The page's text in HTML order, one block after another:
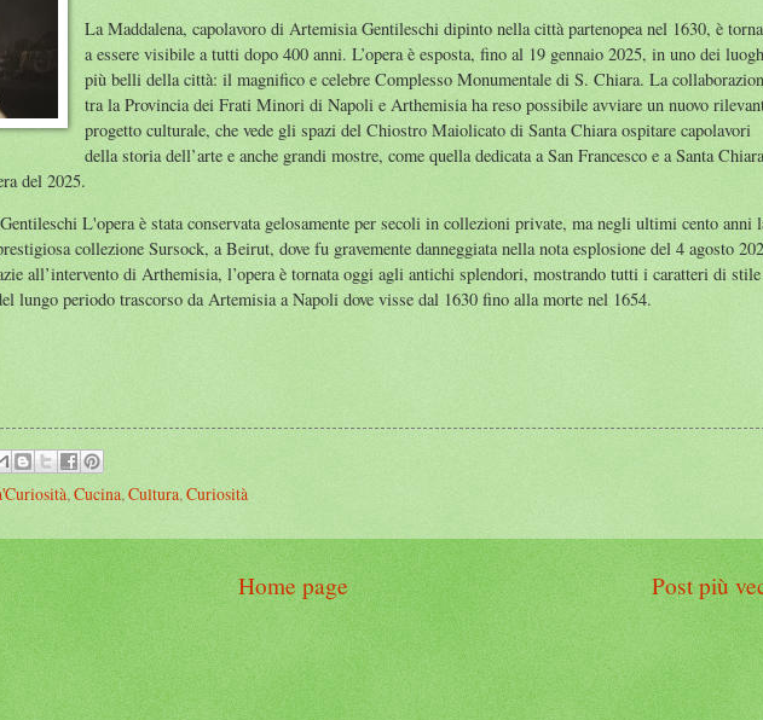
La Maddalena, capolavoro di Artemisia Gentileschi dipinto nella città partenopea nel 1630, è
a essere visibile a tutti dopo 400 anni. L’opera è esposta, fino al 19 gennaio 2025, in uno dei
più belli della città: il magnifico e celebre Complesso Monumentale di S. Chiara. La
tra la Provincia dei Frati Minori di Napoli e Arthemisia ha reso possibile avviare un nuovo
progetto culturale, che vede gli spazi del Chiostro Maiolicato di Santa Chiara ospitare capolavori
della storia dell’arte e anche grandi mostre, come quella dedicata a San Francesco e a Santa
del 2025.
L'opera è stata conservata gelosamente per secoli in collezioni private, ma negli ultimi cento anni
collezione Sursock, a Beirut, dove fu gravemente danneggiata nella nota esplosione del 4 agosto
all’intervento di Arthemisia, l’opera è tornata oggi agli antichi splendori, mostrando tutti i caratteri di
lungo periodo trascorso da Artemisia a Napoli dove visse dal 1630 fino alla morte nel 1654.
, Cucina, Cultura, Curiosità
Post più
Home page